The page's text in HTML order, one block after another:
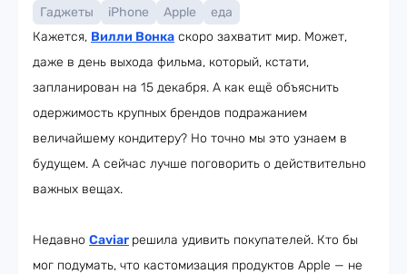
Гаджеты iPhone Apple
еда
Кажется, Вилли Вонка скоро захватит мир. Может,
даже в день выхода фильма, который, кстати,
запланирован на 15 декабря. А как ещё объяснить
одержимость крупных брендов подражанием
величайшему кондитеру? Но точно мы это узнаем в
будущем. А сейчас лучше поговорить о действительно
важных вещах.
Недавно Caviar решила удивить покупателей. Кто бы
мог подумать, что кастомизация продуктов Apple — не